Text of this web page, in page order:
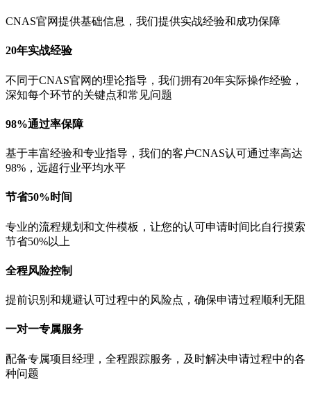
CNAS官网提供基础信息，我们提供实战经验和成功保障
20年实战经验
不同于CNAS官网的理论指导，我们拥有20年实际操作经验，
深知每个环节的关键点和常见问题
98%通过率保障
基于丰富经验和专业指导，我们的客户CNAS认可通过率高达
98%，远超行业平均水平
节省50%时间
专业的流程规划和文件模板，让您的认可申请时间比自行摸索
节省50%以上
全程风险控制
提前识别和规避认可过程中的风险点，确保申请过程顺利无阻
一对一专属服务
配备专属项目经理，全程跟踪服务，及时解决申请过程中的各
种问题